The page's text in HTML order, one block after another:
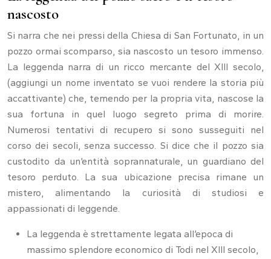
nascosto
Si narra che nei pressi della Chiesa di San Fortunato, in un
pozzo ormai scomparso, sia nascosto un tesoro immenso.
La leggenda narra di un ricco mercante del XIII secolo,
(aggiungi un nome inventato se vuoi rendere la storia più
accattivante) che, temendo per la propria vita, nascose la
sua fortuna in quel luogo segreto prima di morire.
Numerosi tentativi di recupero si sono susseguiti nel
corso dei secoli, senza successo. Si dice che il pozzo sia
custodito da un’entità soprannaturale, un guardiano del
tesoro perduto. La sua ubicazione precisa rimane un
mistero, alimentando la curiosità di studiosi e
appassionati di leggende.
La leggenda è strettamente legata all’epoca di
massimo splendore economico di Todi nel XIII secolo,